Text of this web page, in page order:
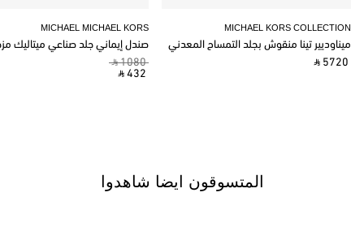
MICHAEL MICHAEL KORS
صندل إيماني جلد صناعي ميتاليك
‎ ⃁ 1080 ‎
‎ ⃁ 432 ‎
MICHAEL KORS COLLECTION
ميناوديير تينا منقوش بجلد التمساح المعدني
‎ ⃁ 5720 ‎
المتسوقون ايضا شاهدوا